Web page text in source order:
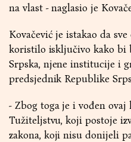
na vlast - naglasio je
Kovačević je istakao da
koristilo isključivo kako bi
Srpska, njene institucije i
predsjednik Republike
- Zbog toga je i vođen
Tužiteljstvu, koji postoje
zakona, koji nisu donijeli